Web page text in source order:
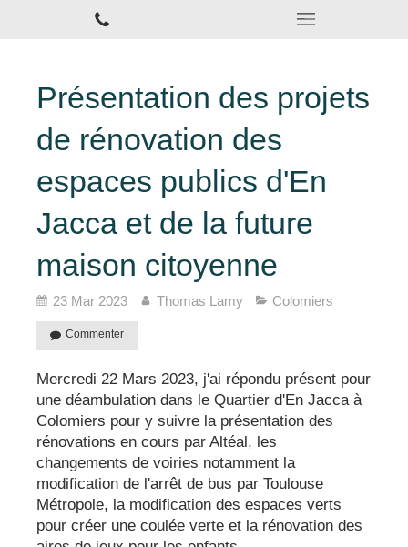
Présentation des projets
de rénovation des
espaces publics d'En
Jacca et de la future
maison citoyenne
23 Mar 2023 Thomas Lamy Colomiers
Commenter
Mercredi 22 Mars 2023, j'ai répondu présent pour
une déambulation dans le Quartier d'En Jacca à
Colomiers pour y suivre la présentation des
rénovations en cours par Altéal, les
changements de voiries notamment la
modification de l'arrêt de bus par Toulouse
Métropole, la modification des espaces verts
pour créer une coulée verte et la rénovation des